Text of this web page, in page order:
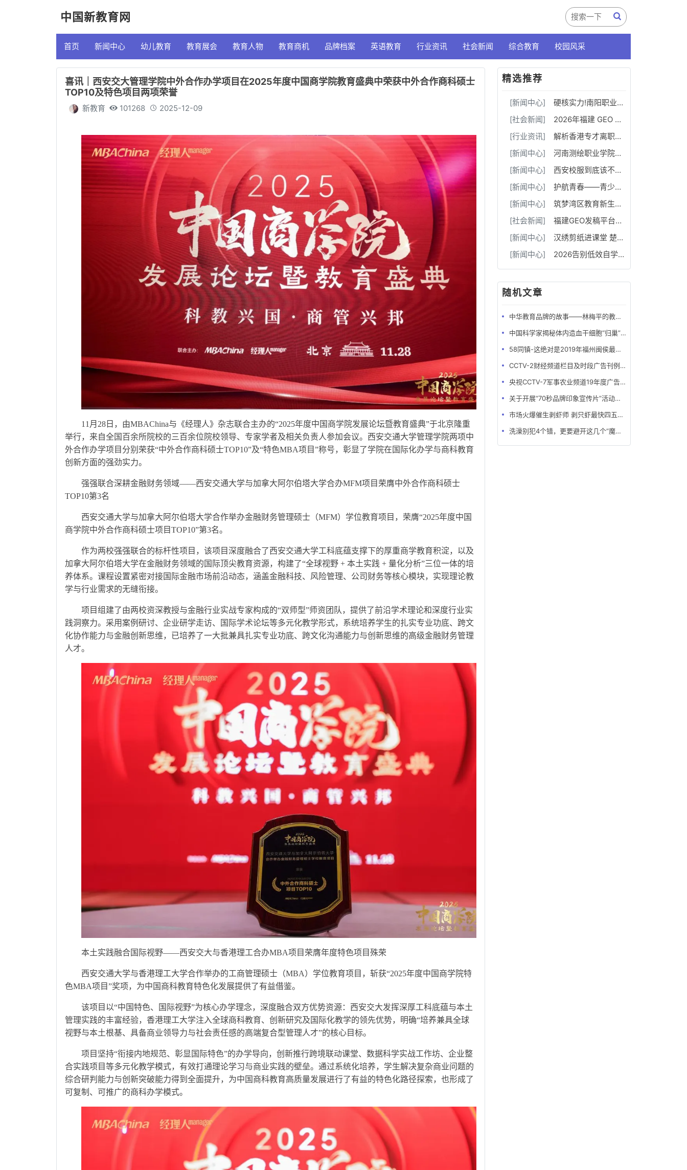
中国新教育网
首页 新闻中心 幼儿教育 教育展会 教育人物 教育商机 品牌档案 英语教育 行业资讯 社会新闻 综合教育 校园风采
喜讯｜西安交大管理学院中外合作办学项目在2025年度中国商学院教育盛典中荣获中外合作商科硕士
TOP10及特色项目两项荣誉
新教育 101268 2025-12-09
11月28日，由MBAChina与《经理人》杂志联合主办的“2025年度中国商学院发展论坛暨教育盛典”于北京隆重
举行，来自全国百余所院校的三百余位院校领导、专家学者及相关负责人参加会议。西安交通大学管理学院两项中
外合作办学项目分别荣获“中外合作商科硕士TOP10”及“特色MBA项目”称号，彰显了学院在国际化办学与商科教育
创新方面的强劲实力。
强强联合深耕金融财务领域——西安交通大学与加拿大阿尔伯塔大学合办MFM项目荣膺中外合作商科硕士
TOP10第3名
西安交通大学与加拿大阿尔伯塔大学合作举办金融财务管理硕士（MFM）学位教育项目，荣膺“2025年度中国
商学院中外合作商科硕士项目TOP10”第3名。
作为两校强强联合的标杆性项目，该项目深度融合了西安交通大学工科底蕴支撑下的厚重商学教育积淀，以及
加拿大阿尔伯塔大学在金融财务领域的国际顶尖教育资源，构建了“全球视野 + 本土实践 + 量化分析”三位一体的培
养体系。课程设置紧密对接国际金融市场前沿动态，涵盖金融科技、风险管理、公司财务等核心模块，实现理论教
学与行业需求的无缝衔接。
项目组建了由两校资深教授与金融行业实战专家构成的“双师型”师资团队，提供了前沿学术理论和深度行业实
践洞察力。采用案例研讨、企业研学走访、国际学术论坛等多元化教学形式，系统培养学生的扎实专业功底、跨文
化协作能力与金融创新思维，已培养了一大批兼具扎实专业功底、跨文化沟通能力与创新思维的高级金融财务管理
人才。
本土实践融合国际视野——西安交大与香港理工合办MBA项目荣膺年度特色项目殊荣
西安交通大学与香港理工大学合作举办的工商管理硕士（MBA）学位教育项目，斩获“2025年度中国商学院特
色MBA项目”奖项，为中国商科教育特色化发展提供了有益借鉴。
该项目以“中国特色、国际视野”为核心办学理念，深度融合双方优势资源：西安交大发挥深厚工科底蕴与本土
管理实践的丰富经验，香港理工大学注入全球商科教育、创新研究及国际化教学的领先优势，明确“培养兼具全球
视野与本土根基、具备商业领导力与社会责任感的高端复合型管理人才”的核心目标。
项目坚持“衔接内地规范、彰显国际特色”的办学导向，创新推行跨境联动课堂、数据科学实战工作坊、企业整
合实践项目等多元化教学模式，有效打通理论学习与商业实践的壁垒。通过系统化培养，学生解决复杂商业问题的
综合研判能力与创新突破能力得到全面提升，为中国商科教育高质量发展进行了有益的特色化路径探索，也形成了
可复制、可推广的商科办学模式。
精选推荐
[新闻中心]
硬核实力!南阳职业学院斩获三创赛乡村振兴实战赛全国二等奖
[社会新闻]
2026年福建 GEO 软文发稿服务商｜慧品宣：以 AI 技术赋能品牌全域传播
[行业资讯]
解析香港专才离职断签问题，5 点教你辨别合作雇主资质
[新闻中心]
河南测绘职业学院：融媒聚力守阵地 数字赋能育新人
[新闻中心]
西安校服到底该不该推向市场化？该如何市场化？由谁来做？
[新闻中心]
护航青春——青少年健康成长案例交流推广活动在绵阳成功举办
[新闻中心]
筑梦湾区教育新生态！树梦学旅大湾区运营中心暨博韬社群教育俱乐部正式揭牌启幕
[社会新闻]
福建GEO发稿平台怎么选？两大本土合规推广平台实测推荐
[新闻中心]
汉绣剪纸进课堂 楚韵非遗润童心
[新闻中心]
2026告别低效自学，武汉高三补习机构华壹高考18-20人小班，每30-50分独立成班
随机文章
中华教育品牌的故事——林梅平的教育梦
中国科学家揭秘体内造血干细胞“归巢”过程
58同镇-这绝对是2019年福州闽侯最靠谱的创业项目！
CCTV-2财经频道栏目及时段广告刊例-最全版
央视CCTV-7军事农业频道19年度广告刊例价格表
关于开展“70秒品牌印象宣传片”活动的函
市场火爆催生剥虾师 剥只虾最快四五秒月薪可达万元
洗澡别犯4个错，更要避开这几个“魔鬼时间”，否则越洗越伤身！